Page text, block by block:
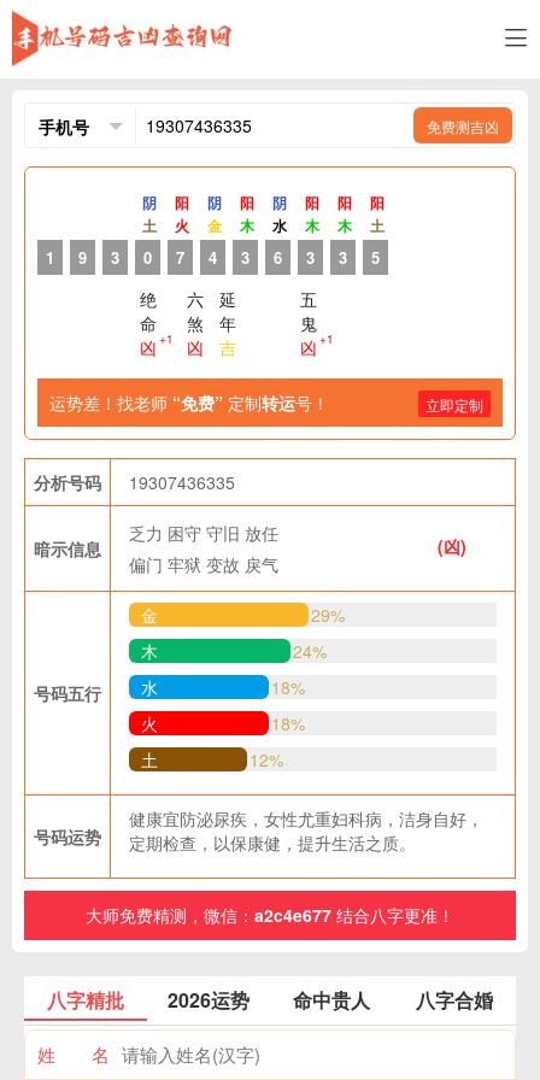
免费测吉凶
1 9 3
阴
土
0
阳
火
7
绝
命
凶 +1
阴
金
4
六
煞
凶
阳
木
3
延
年
吉
阴
水
6
阳
木
3
阳
木
3
阳
土
5
五
鬼
凶 +1
运势差！找老师 “免费” 定制转运号！ 立即定制
分析号码 19307436335
暗示信息
乏力 困守 守旧 放任
偏门 牢狱 变故 戾气
(凶)
号码五行
金
29%
木
24%
水
18%
火
18%
土
12%
号码运势
健康宜防泌尿疾，女性尤重妇科病，洁身自好，
定期检查，以保康健，提升生活之质。
大师免费精测，微信： a2c4e677 结合八字更准！
八字精批 2026运势 命中贵人 八字合婚
姓 名